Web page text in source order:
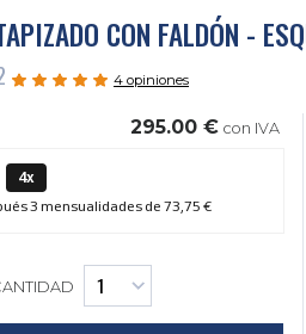
CON FALDÓN -
4 opiniones
295.00 € con IVA
4x
3 mensualidades de 73,75 €